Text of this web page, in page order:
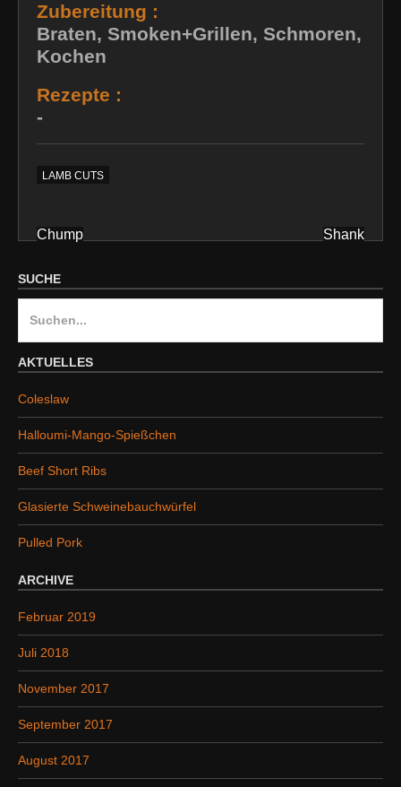
Zubereitung :
Braten, Smoken+Grillen, Schmoren,
Kochen
Rezepte :
-
LAMB CUTS
Beitragsnavigation
Chump Shank
SUCHE
c
e
n
a
c
h
:
AKTUELLES
Coleslaw
Halloumi-Mango-Spießchen
Beef Short Ribs
Glasierte Schweinebauchwürfel
Pulled Pork
ARCHIVE
Februar 2019
Juli 2018
November 2017
September 2017
August 2017